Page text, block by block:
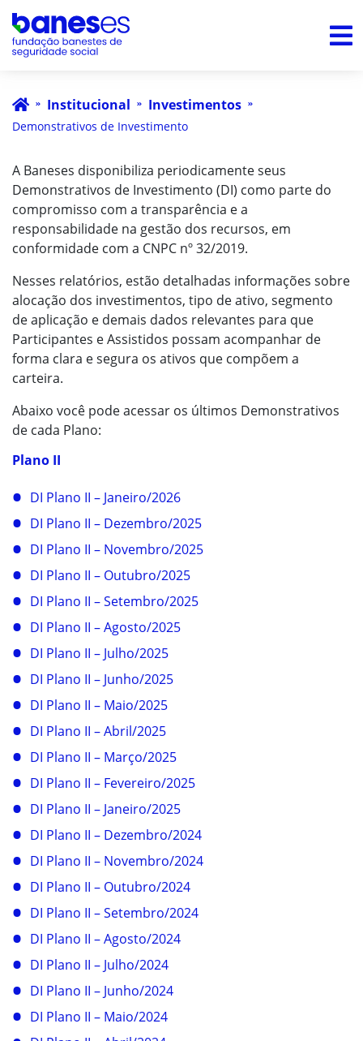
Institucional Investimentos
Demonstrativos de Investimento
A Baneses disponibiliza periodicamente seus
Demonstrativos de Investimento (DI) como parte do
compromisso com a transparência e a
responsabilidade na gestão dos recursos, em
conformidade com a CNPC nº 32/2019.
Nesses relatórios, estão detalhadas informações sobre
alocação dos investimentos, tipo de ativo, segmento
de aplicação e demais dados relevantes para que
Participantes e Assistidos possam acompanhar de
forma clara e segura os ativos que compõem a
carteira.
Abaixo você pode acessar os últimos Demonstrativos
de cada Plano:
Plano II
DI Plano II – Janeiro/2026
DI Plano II – Dezembro/2025
DI Plano II – Novembro/2025
DI Plano II – Outubro/2025
DI Plano II – Setembro/2025
DI Plano II – Agosto/2025
DI Plano II – Julho/2025
DI Plano II – Junho/2025
DI Plano II – Maio/2025
DI Plano II – Abril/2025
DI Plano II – Março/2025
DI Plano II – Fevereiro/2025
DI Plano II – Janeiro/2025
DI Plano II – Dezembro/2024
DI Plano II – Novembro/2024
DI Plano II – Outubro/2024
DI Plano II – Setembro/2024
DI Plano II – Agosto/2024
DI Plano II – Julho/2024
DI Plano II – Junho/2024
DI Plano II – Maio/2024